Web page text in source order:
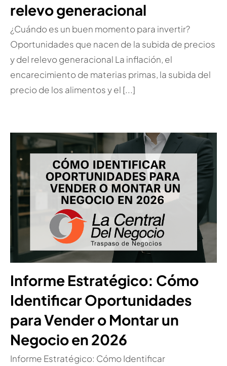
relevo generacional
¿Cuándo es un buen momento para invertir?
Oportunidades que nacen de la subida de precios
y del relevo generacional La inflación, el
encarecimiento de materias primas, la subida del
precio de los alimentos y el [...]
Informe Estratégico: Cómo
Identificar Oportunidades
para Vender o Montar un
Negocio en 2026
Informe Estratégico: Cómo Identificar